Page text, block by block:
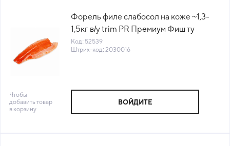
Форель филе слабосол на коже ~1,3-
1,5кг в/у trim PR Премиум Фиш ту
бизнес Россия (КОД 52539) (-18°С)
Код: 52539
Штрих-код: 2030016
Чтобы
добавить товар
в корзину
ВОЙДИТЕ